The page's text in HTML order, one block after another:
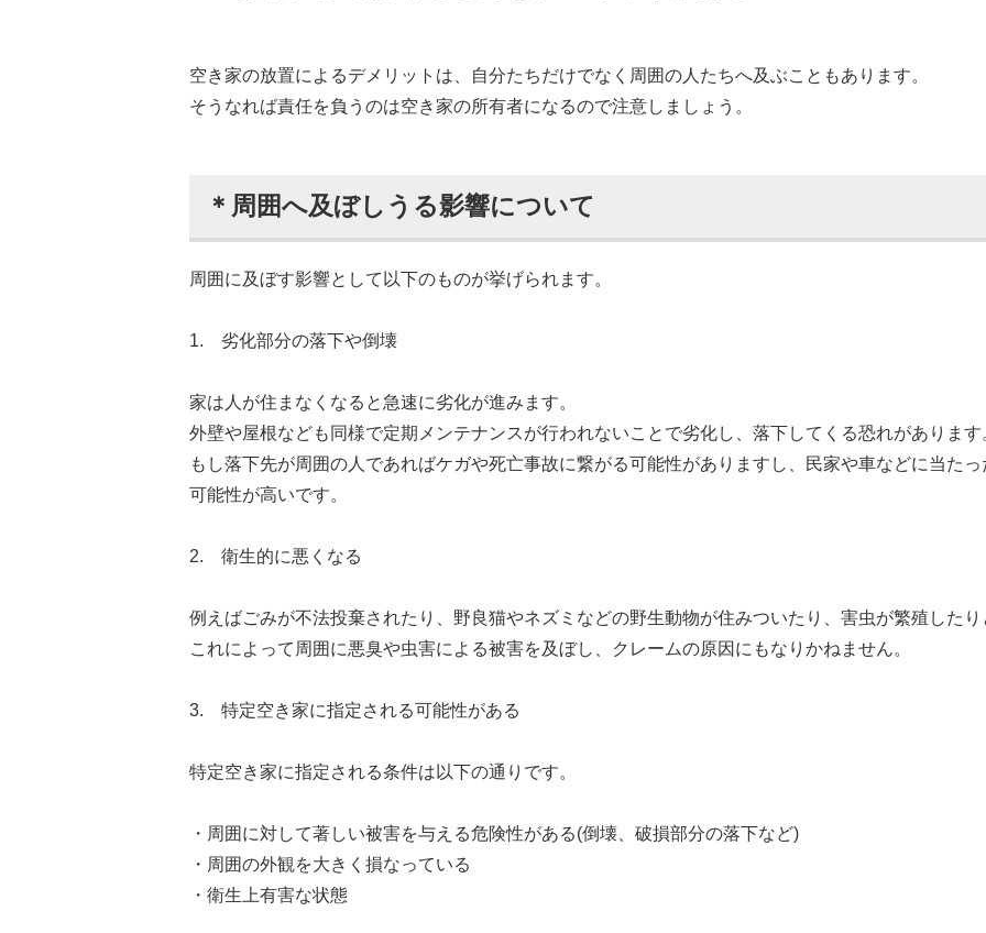
空き家の放置によるデメリットは、自分たちだけでなく周囲の人たちへ及ぶこともあります。
そうなれば責任を負うのは空き家の所有者になるので注意しましょう。
＊周囲へ及ぼしうる影響について
周囲に及ぼす影響として以下のものが挙げられます。
1. 劣化部分の落下や倒壊
家は人が住まなくなると急速に劣化が進みます。
外壁や屋根なども同様で定期メンテナンスが行われないことで劣化し、落下してくる恐れがあります
もし落下先が周囲の人であればケガや死亡事故に繋がる可能性がありますし、民家や車などに当た
可能性が高いです。
2. 衛生的に悪くなる
例えばごみが不法投棄されたり、野良猫やネズミなどの野生動物が住みついたり、害虫が繁殖したり
これによって周囲に悪臭や虫害による被害を及ぼし、クレームの原因にもなりかねません。
3. 特定空き家に指定される可能性がある
特定空き家に指定される条件は以下の通りです。
・周囲に対して著しい被害を与える危険性がある(倒壊、破損部分の落下など)
・周囲の外観を大きく損なっている
・衛生上有害な状態